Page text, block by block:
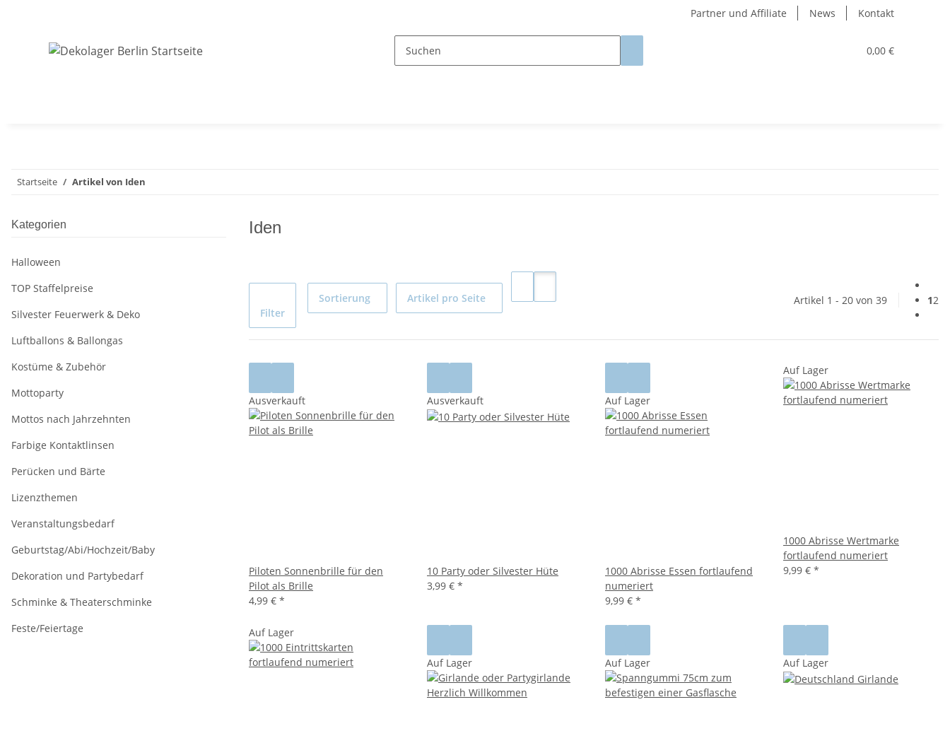
Partner und Affiliate News Kontakt
0,00 €
Startseite Artikel von Iden
Iden
Filter
Sortierung Artikel pro Seite Artikel 1 - 20 von 39 12
Ausverkauft
Piloten Sonnenbrille für den
Pilot als Brille
4,99 € *
Ausverkauft
10 Party oder Silvester Hüte
3,99 € *
Auf Lager
1000 Abrisse Essen fortlaufend
numeriert
9,99 € *
Auf Lager
1000 Abrisse Wertmarke
fortlaufend numeriert
9,99 € *
Auf Lager
Auf Lager Auf Lager Auf Lager
Kategorien
Halloween
TOP Staffelpreise
Silvester Feuerwerk & Deko
Luftballons & Ballongas
Kostüme & Zubehör
Mottoparty
Mottos nach Jahrzehnten
Farbige Kontaktlinsen
Perücken und Bärte
Lizenzthemen
Veranstaltungsbedarf
Geburtstag/Abi/Hochzeit/Baby
Dekoration und Partybedarf
Schminke & Theaterschminke
Feste/Feiertage